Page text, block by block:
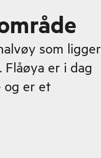
som ligger
er i dag
er et